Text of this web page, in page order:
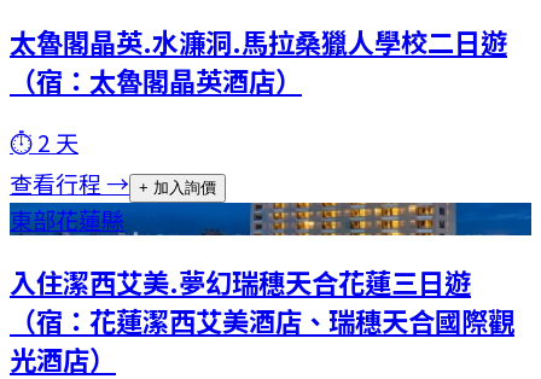
太魯閣晶英.水濂洞.馬拉桑獵人學校二日遊
（宿：太魯閣晶英酒店）
⏱2 天
查看行程 → + 加入詢價
東部花蓮縣
入住潔西艾美.夢幻瑞穗天合花蓮三日遊
（宿：花蓮潔西艾美酒店、瑞穗天合國際觀
光酒店）